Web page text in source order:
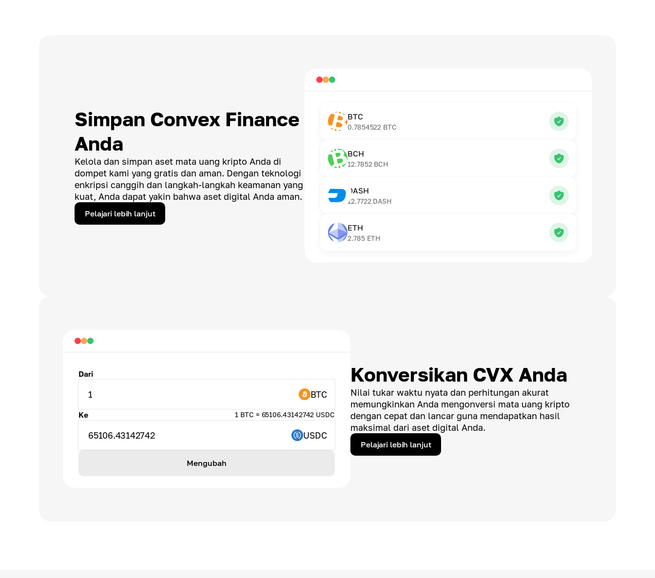
Simpan Convex Finance
Anda
Kelola dan simpan aset mata uang kripto Anda di
dompet kami yang gratis dan aman. Dengan teknologi
enkripsi canggih dan langkah-langkah keamanan yang
kuat, Anda dapat yakin bahwa aset digital Anda aman.
Pelajari lebih lanjut
BTC
0.7854522 BTC
BCH
12.7852 BCH
DASH
12.7722 DASH
ETH
2.785 ETH
Konversikan CVX Anda
Nilai tukar waktu nyata dan perhitungan akurat
memungkinkan Anda mengonversi mata uang kripto
dengan cepat dan lancar guna mendapatkan hasil
maksimal dari aset digital Anda.
Pelajari lebih lanjut
Dari
1 BTC
Ke 1 BTC ≈ 65106.43142742 USDC
65106.43142742 USDC
Mengubah